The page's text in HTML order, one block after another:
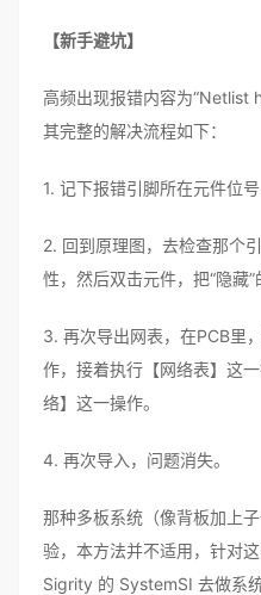
【新手避坑】
高频出现报错内容为“Netlist
其完整的解决流程如下：
1. 记下报错引脚所在元件位号
2. 回到原理图，去检查那个
性，然后双击元件，把“隐藏”
3. 再次导出网表，在PCB里
作，接着执行【网络表】这
络】这一操作。
4. 再次导入，问题消失。
那种多板系统（像背板加上
验，本方法并不适用，针对
Sigrity 的 SystemSI 去做系